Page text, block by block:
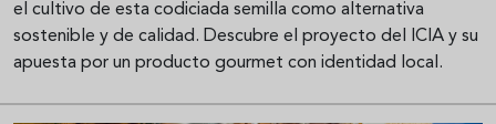
el cultivo de esta codiciada semilla como alternativa
sostenible y de calidad. Descubre el proyecto del ICIA y su
apuesta por un producto gourmet con identidad local.